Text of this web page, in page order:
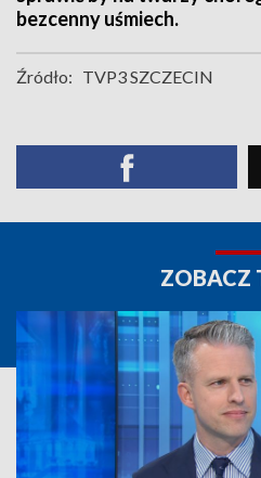
bezcenny uśmiech.
Źródło: TVP3 SZCZECIN
ZOBACZ